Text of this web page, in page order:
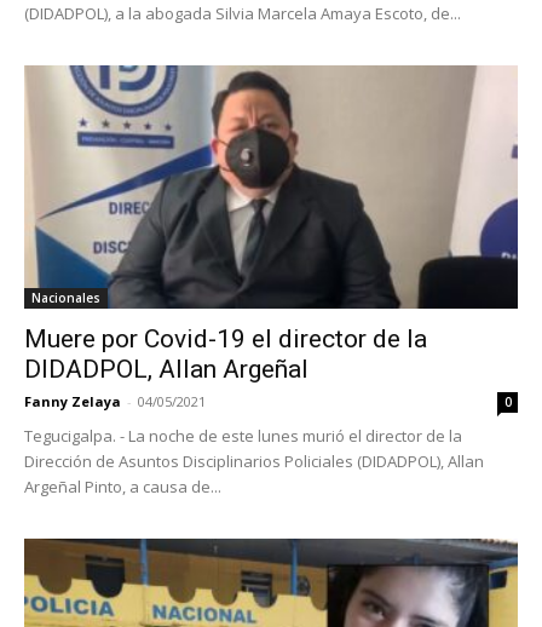
(DIDADPOL), a la abogada Silvia Marcela Amaya Escoto, de...
Nacionales
Muere por Covid-19 el director de la
DIDADPOL, Allan Argeñal
Fanny Zelaya - 04/05/2021 0
Tegucigalpa. - La noche de este lunes murió el director de la
Dirección de Asuntos Disciplinarios Policiales (DIDADPOL), Allan
Argeñal Pinto, a causa de...